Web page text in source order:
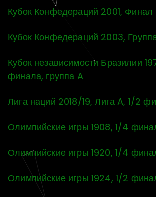
Кубок Конфедераций 2001, Финал
Кубок Конфедераций 2003,
Кубок независимости Бразилии
финала, группа A
Лига наций 2018/19, Лига A, 1/2
Олимпийские игры 1908, 1/4
Олимпийские игры 1920, 1/4
Олимпийские игры 1924, 1/2